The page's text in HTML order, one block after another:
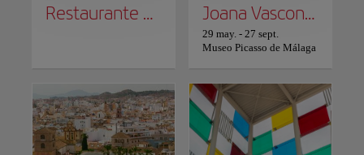
Restaurante Alborán Joana Vasconcelos / Transfiguración
29 may. - 27 sept.
Museo Picasso de Málaga